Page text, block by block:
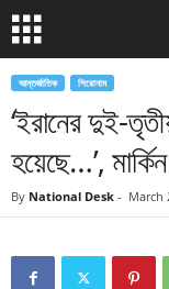
আন্তর্জাতিক শিরোনাম
‘ইরানের দুই-
হয়েছে…’,
By National Desk - March